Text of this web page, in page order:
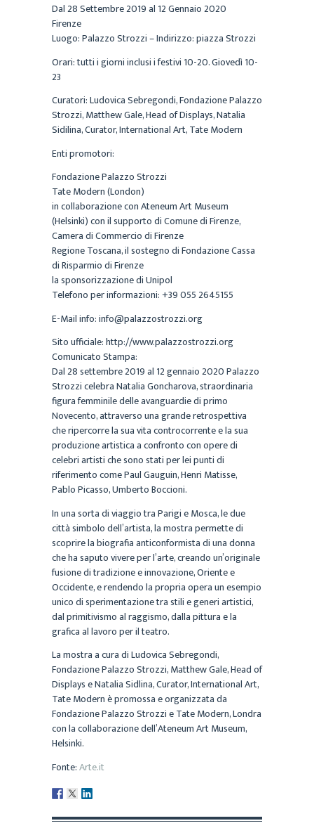
Dal 28 Settembre 2019 al 12 Gennaio 2020
Firenze
Luogo: Palazzo Strozzi – Indirizzo: piazza Strozzi
Orari: tutti i giorni inclusi i festivi 10-20. Giovedì 10-
23
Curatori: Ludovica Sebregondi, Fondazione Palazzo
Strozzi, Matthew Gale, Head of Displays, Natalia
Sidilina, Curator, International Art, Tate Modern
Enti promotori:
Fondazione Palazzo Strozzi
Tate Modern (London)
in collaborazione con Ateneum Art Museum
(Helsinki) con il supporto di Comune di Firenze,
Camera di Commercio di Firenze
Regione Toscana, il sostegno di Fondazione Cassa
di Risparmio di Firenze
la sponsorizzazione di Unipol
Telefono per informazioni: +39 055 2645155
E-Mail info: info@palazzostrozzi.org
Sito ufficiale: http://www.palazzostrozzi.org
Comunicato Stampa:
Dal 28 settembre 2019 al 12 gennaio 2020 Palazzo
Strozzi celebra Natalia Goncharova, straordinaria
figura femminile delle avanguardie di primo
Novecento, attraverso una grande retrospettiva
che ripercorre la sua vita controcorrente e la sua
produzione artistica a confronto con opere di
celebri artisti che sono stati per lei punti di
riferimento come Paul Gauguin, Henri Matisse,
Pablo Picasso, Umberto Boccioni.
In una sorta di viaggio tra Parigi e Mosca, le due
città simbolo dell’artista, la mostra permette di
scoprire la biografia anticonformista di una donna
che ha saputo vivere per l’arte, creando un’originale
fusione di tradizione e innovazione, Oriente e
Occidente, e rendendo la propria opera un esempio
unico di sperimentazione tra stili e generi artistici,
dal primitivismo al raggismo, dalla pittura e la
grafica al lavoro per il teatro.
La mostra a cura di Ludovica Sebregondi,
Fondazione Palazzo Strozzi, Matthew Gale, Head of
Displays e Natalia Sidlina, Curator, International Art,
Tate Modern è promossa e organizzata da
Fondazione Palazzo Strozzi e Tate Modern, Londra
con la collaborazione dell’Ateneum Art Museum,
Helsinki.
Fonte:Arte.it